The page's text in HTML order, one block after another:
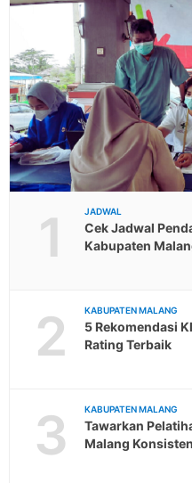
1 JADWAL
Cek Jadwal
Kabupaten
2 KABUPATEN MALANG
5 Rekomendasi
Rating Terbaik
3 KABUPATEN MALANG
Tawarkan
Malang